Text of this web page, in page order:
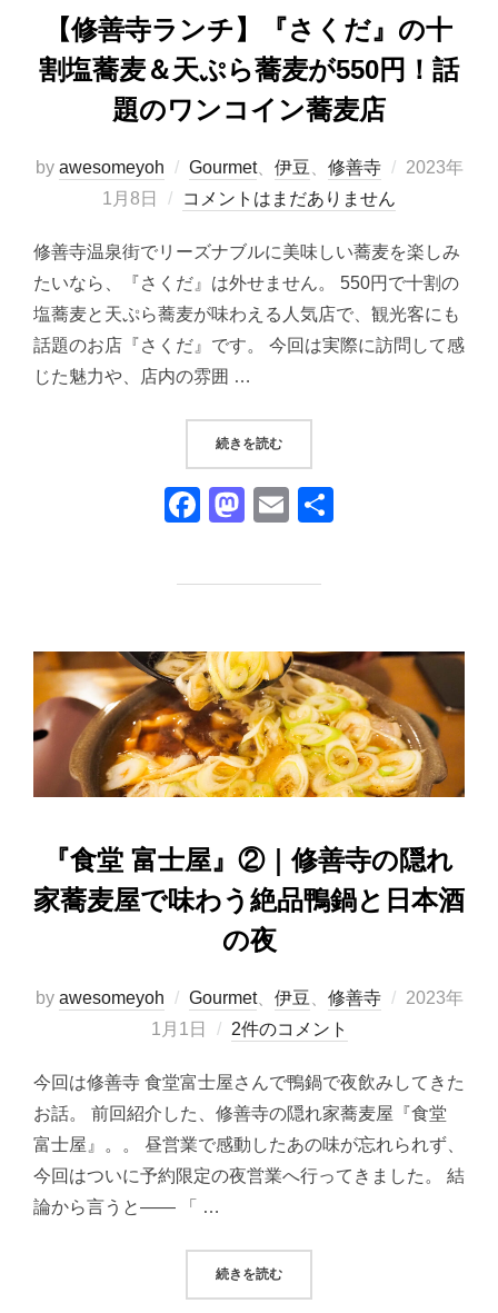
【修善寺ランチ】『さくだ』の十
割塩蕎麦＆天ぷら蕎麦が550円！話
題のワンコイン蕎麦店
by awesomeyoh Gourmet、 伊豆 修善寺
投
2023年
1月8日
コメントはまだありません
修善寺温泉街でリーズナブルに美味しい蕎麦を楽しみ
たいなら、『さくだ』は外せません。 550円で十割の
塩蕎麦と天ぷら蕎麦が味わえる人気店で、観光客にも
話題のお店『さくだ』です。 今回は実際に訪問して感
じた魅力や、店内の雰囲 …
続きを読む“【修善寺ランチ】『さくだ』の十
F
c
b
o
o
k
M
st
d
o
n
E
ail
『食堂 富士屋』②｜修善寺の隠れ
家蕎麦屋で味わう絶品鴨鍋と日本酒
の夜
by awesomeyoh Gourmet、 伊豆 修善寺
投
2023年
1月1日
2件のコメント
今回は修善寺 食堂富士屋さんで鴨鍋で夜飲みしてきた
お話。 前回紹介した、修善寺の隠れ家蕎麦屋『食堂
富士屋』。。 昼営業で感動したあの味が忘れられず、
今回はついに予約限定の夜営業へ行ってきました。 結
論から言うと―― 「 …
続きを読む“『食堂 富士屋』②｜修善寺の隠れ